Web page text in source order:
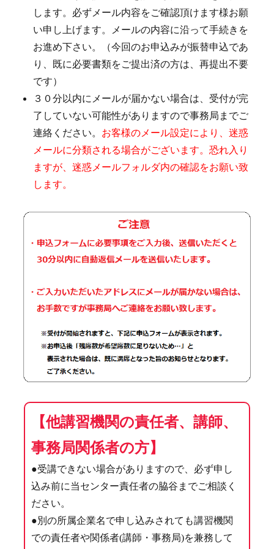
します。必ずメール内容をご確認頂けます様お願
い申し上げます。メールの内容に沿って手続きを
お進め下さい。（今回のお申込みが振替申込であ
り、既に必要書類をご提出済の方は、再提出不要
です）
３０分以内にメールが届かない場合は、受付が完
了していない可能性がありますので事務局までご
連絡ください。 お客様のメール設定により、迷惑
メールに分類される場合がございます。恐れ入り
ますが、迷惑メールフォルダ内の確認をお願い致
します。
【他講習機関の責任者、講師、
事務局関係者の方】
●受講できない場合がありますので、必ず申し
込み前に当センター責任者の脇谷までご相談く
ださい。
●別の所属企業名で申し込みされても講習機関
での責任者や関係者(講師・事務局)を兼務して